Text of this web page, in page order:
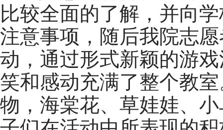
比较全面的了解，并向
注意事项，随后我院志
动，通过形式新颖的游
笑和感动充满了整个教
物，海棠花、草娃娃、